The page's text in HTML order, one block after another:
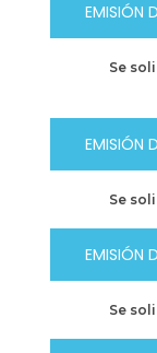
EMISIÓN
Se
EMISIÓN
Se
EMISIÓN
Se